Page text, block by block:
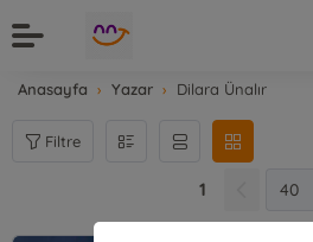
Anasayfa Yazar Dilara Ünalır
Filtre
1